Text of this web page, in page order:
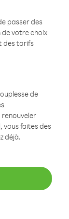
passer des
votre choix
des tarifs
de
vous faites des
déjà.